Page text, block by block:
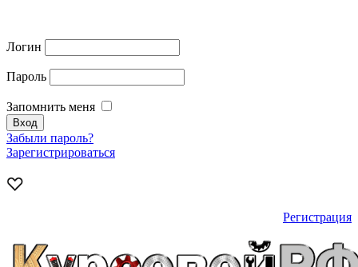
Логин
Пароль
Запомнить меня
Забыли пароль?
Зарегистрироваться
Регистрация